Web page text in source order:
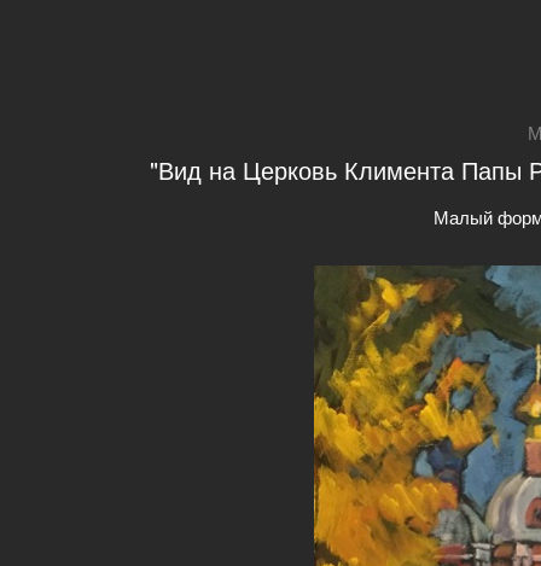
"Вид на Церковь Климента Папы
Малый